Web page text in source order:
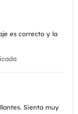
es correcto y la
Sienta muy